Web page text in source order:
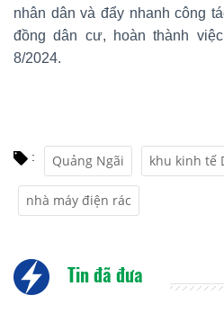
nhân dân và đẩy nhanh công
đồng dân cư, hoàn thành
8/2024.
: Quảng Ngãi khu kinh tế
nhà máy điện rác
Tin đã đưa